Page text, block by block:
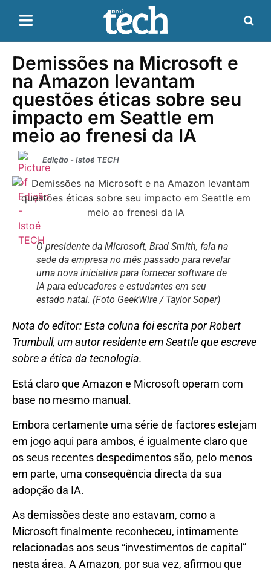
Demissões na Microsoft e
na Amazon levantam
questões éticas sobre seu
impacto em Seattle em
meio ao frenesi da IA
Edição - Istoé TECH
O presidente da Microsoft, Brad Smith, fala na
sede da empresa no mês passado para revelar
uma nova iniciativa para fornecer software de
IA para educadores e estudantes em seu
estado natal. (Foto GeekWire / Taylor Soper)
Nota do editor: Esta coluna foi escrita por Robert
Trumbull, um autor residente em Seattle que escreve
sobre a ética da tecnologia.
Está claro que Amazon e Microsoft operam com
base no mesmo manual.
Embora certamente uma série de factores estejam
em jogo aqui para ambos, é igualmente claro que
os seus recentes despedimentos são, pelo menos
em parte, uma consequência directa da sua
adopção da IA.
As demissões deste ano estavam, como a
Microsoft finalmente reconheceu, intimamente
relacionadas aos seus “investimentos de capital”
nesta área. A Amazon, por sua vez, afirmou que